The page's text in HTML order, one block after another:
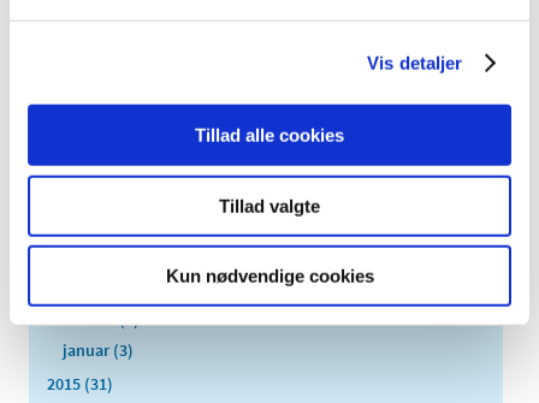
Vis detaljer
Tillad alle cookies
Tillad valgte
Kun nødvendige cookies
september (3)
juli (2)
januar (3)
2015 (31)